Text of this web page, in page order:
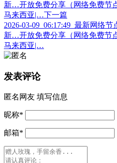
新…开放免费分享（网络免费节
马来西亚|… 下一篇
2026-03-09_06:17:49_最新网络
新…开放免费分享（网络免费节
马来西亚|…
发表评论
匿名网友 填写信息
昵称*
邮箱*